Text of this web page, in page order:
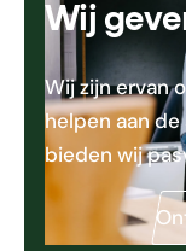
Wij
Wij zijn ervan
helpen aan
bieden wij